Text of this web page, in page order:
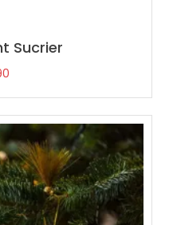
Sucrier